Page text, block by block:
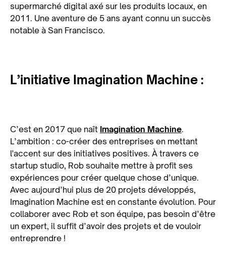
supermarché digital axé sur les produits locaux, en
2011. Une aventure de 5 ans ayant connu un succès
notable à San Francisco.
L’initiative Imagination Machine :
C’est en 2017 que naît Imagination Machine.
L’ambition : co-créer des entreprises en mettant
l'accent sur des initiatives positives. À travers ce
startup studio, Rob souhaite mettre à profit ses
expériences pour créer quelque chose d’unique.
Avec aujourd’hui plus de 20 projets développés,
Imagination Machine est en constante évolution. Pour
collaborer avec Rob et son équipe, pas besoin d’être
un expert, il suffit d’avoir des projets et de vouloir
entreprendre !